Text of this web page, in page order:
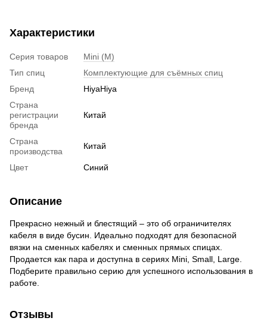
Характеристики
Серия товаров
Mini (M)
Тип спиц
Комплектующие для съёмных спиц
Бренд
HiyaHiya
Страна
регистрации
бренда
Китай
Страна
производства
Китай
Цвет Синий
Описание
Прекрасно нежный и блестящий – это об ограничителях
кабеля в виде бусин. Идеально подходят для безопасной
вязки на сменных кабелях и сменных прямых спицах.
Продается как пара и доступна в сериях Mini, Small, Large.
Подберите правильно серию для успешного использования в
работе.
Отзывы